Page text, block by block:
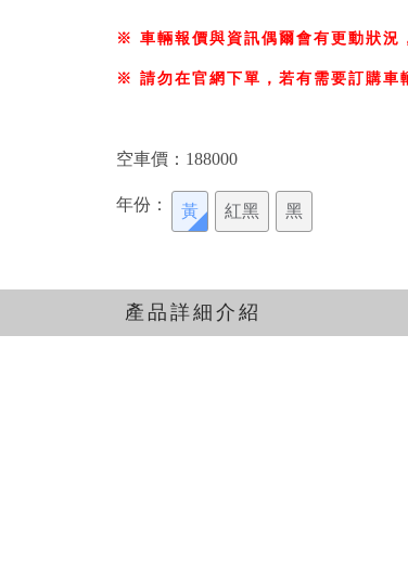
※ 車輛報價與資訊偶爾會有更動狀況
※ 請勿在官網下單，若有需要訂購車
空車價： 188000
年份： 黃⁣ 紅黑 黑
產品詳細介紹